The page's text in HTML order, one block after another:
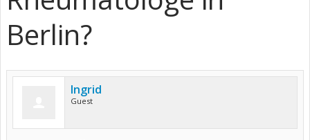
Berlin?
Ingrid
Guest